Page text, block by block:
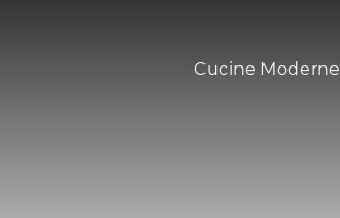
Cucine Moderne